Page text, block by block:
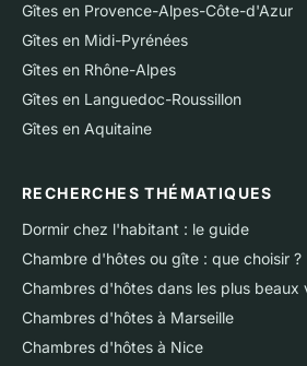
Gîtes en Provence-Alpes-Côte-d'Azur
Gîtes en Midi-Pyrénées
Gîtes en Rhône-Alpes
Gîtes en Languedoc-Roussillon
Gîtes en Aquitaine
RECHERCHES THÉMATIQUES
Dormir chez l'habitant : le guide
Chambre d'hôtes ou gîte : que choisir ?
Chambres d'hôtes dans les plus beaux
Chambres d'hôtes à Marseille
Chambres d'hôtes à Nice